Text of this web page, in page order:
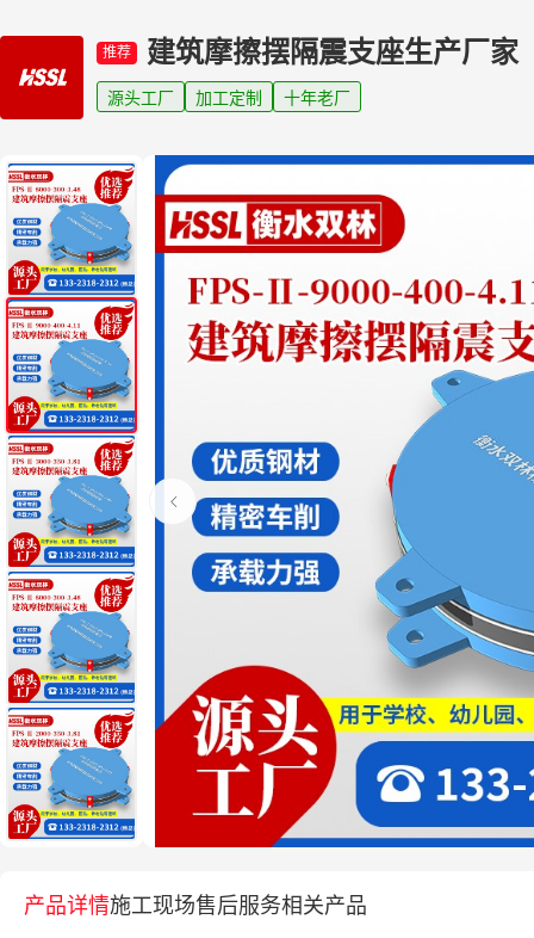
推荐 建筑摩擦摆隔震支座生产厂家
源头工厂 加工定制 十年老厂
产品详情施工现场售后服务相关产品